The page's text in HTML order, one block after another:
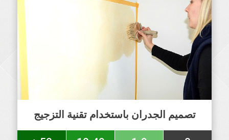
تصميم الجدران باستخدام تقنية التزجيج